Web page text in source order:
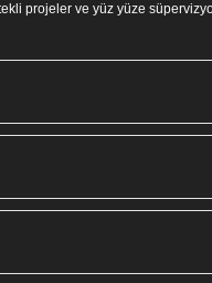
projeler ve yüz yüze